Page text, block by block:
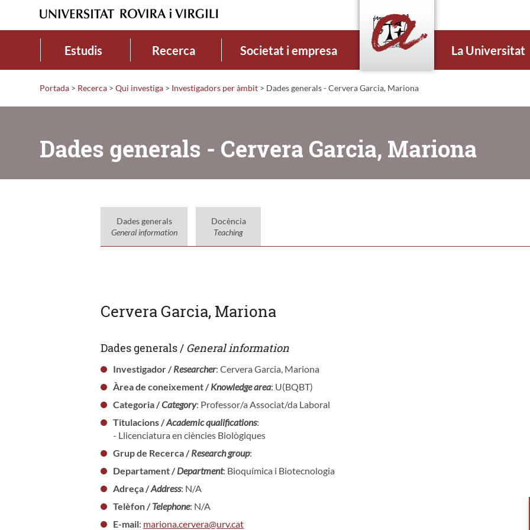
Estudis Recerca Societat i empresa La Universitat
Portada > Recerca > Qui investiga > Investigadors per àmbit > Dades generals - Cervera Garcia, Mariona
Dades generals - Cervera Garcia, Mariona
Dades generals
General information
Docència
Teaching
Cervera Garcia, Mariona
Dades generals / General information
Investigador /Researcher: Cervera Garcia, Mariona
Àrea de coneixement /Knowledge area: U(BQBT)
Categoria /Category: Professor/a Associat/da Laboral
Titulacions /Academic qualifications:
- Llicenciatura en ciències Biològiques
Grup de Recerca /Research group:
Departament /Department: Bioquímica i Biotecnologia
Adreça /Address: N/A
Telèfon /Telephone: N/A
E-mail: mariona.cervera@urv.cat